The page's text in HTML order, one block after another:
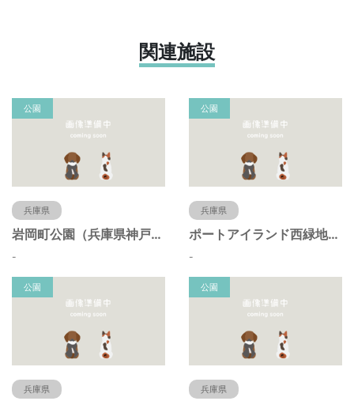
関連施設
公園
兵庫県
岩岡町公園（兵庫県神戸市）
-
公園
兵庫県
ポートアイランド西緑地（兵庫県神戸市）
-
公園
兵庫県
公園
兵庫県